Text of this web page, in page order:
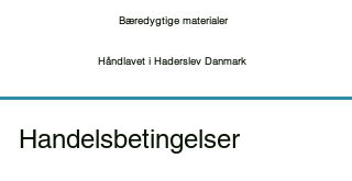
Bæredygtige materialer
Håndlavet i Haderslev Danmark
Handelsbetingelser